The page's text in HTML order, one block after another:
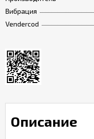
Вибрация
Vendercod
Описание